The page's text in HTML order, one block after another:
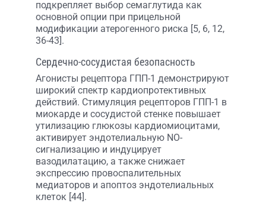
подкрепляет выбор семаглутида как
основной опции при прицельной
модификации атерогенного риска [5, 6, 12,
36-43].
Сердечно-сосудистая безопасность
Агонисты рецептора ГПП-1 демонстрируют
широкий спектр кардиопротективных
действий. Стимуляция рецепторов ГПП-1 в
миокарде и сосудистой стенке повышает
утилизацию глюкозы кардиомиоцитами,
активирует эндотелиальную NO-
сигнализацию и индуцирует
вазодилатацию, а также снижает
экспрессию провоспалительных
медиаторов и апоптоз эндотелиальных
клеток [44].